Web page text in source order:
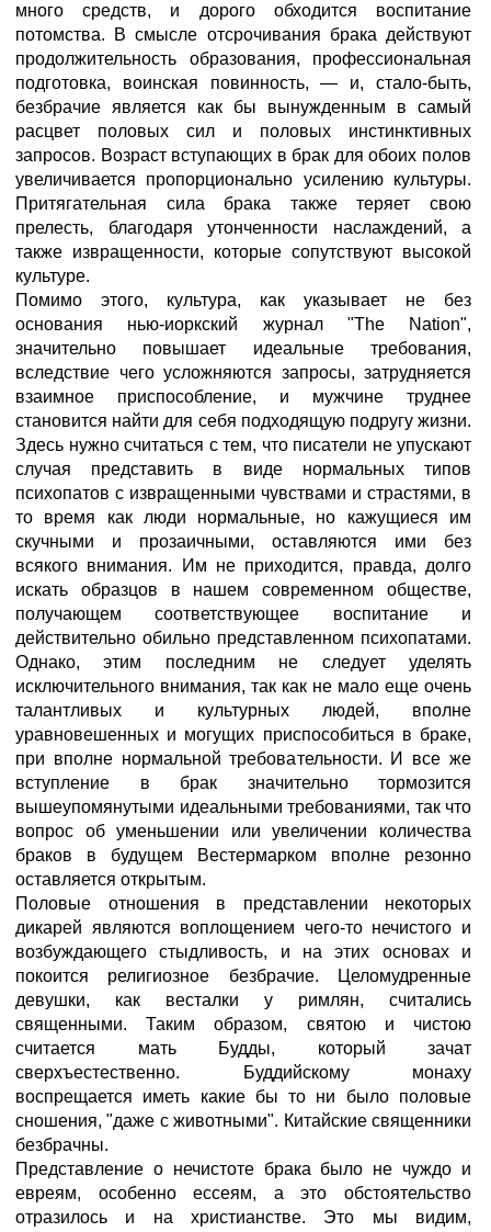
много средств, и дорого обходится воспитание
потомства. В смысле отсрочивания брака действуют
продолжительность образования, профессиональная
подготовка, воинская повинность, — и, стало-быть,
безбрачие является как бы вынужденным в самый
расцвет половых сил и половых инстинктивных
запросов. Возраст вступающих в брак для обоих полов
увеличивается пропорционально усилению культуры.
Притягательная сила брака также теряет свою
прелесть, благодаря утонченности наслаждений, а
также извращенности, которые сопутствуют высокой
культуре.
Помимо этого, культура, как указывает не без
основания нью-иоркский журнал "The Nation",
значительно повышает идеальные требования,
вследствие чего усложняются запросы, затрудняется
взаимное приспособление, и мужчине труднее
становится найти для себя подходящую подругу жизни.
Здесь нужно считаться с тем, что писатели не упускают
случая представить в виде нормальных типов
психопатов с извращенными чувствами и страстями, в
то время как люди нормальные, но кажущиеся им
скучными и прозаичными, оставляются ими без
всякого внимания. Им не приходится, правда, долго
искать образцов в нашем современном обществе,
получающем соответствующее воспитание и
действительно обильно представленном психопатами.
Однако, этим последним не следует уделять
исключительного внимания, так как не мало еще очень
талантливых и культурных людей, вполне
уравновешенных и могущих приспособиться в браке,
при вполне нормальной требовательности. И все же
вступление в брак значительно тормозится
вышеупомянутыми идеальными требованиями, так что
вопрос об уменьшении или увеличении количества
браков в будущем Вестермарком вполне резонно
оставляется открытым.
Половые отношения в представлении некоторых
дикарей являются воплощением чего-то нечистого и
возбуждающего стыдливость, и на этих основах и
покоится религиозное безбрачие. Целомудренные
девушки, как весталки у римлян, считались
священными. Таким образом, святою и чистою
считается мать Будды, который зачат
сверхъестественно. Буддийскому монаху
воспрещается иметь какие бы то ни было половые
сношения, "даже с животными". Китайские священники
безбрачны.
Представление о нечистоте брака было не чуждо и
евреям, особенно ессеям, а это обстоятельство
отразилось и на христианстве. Это мы видим,